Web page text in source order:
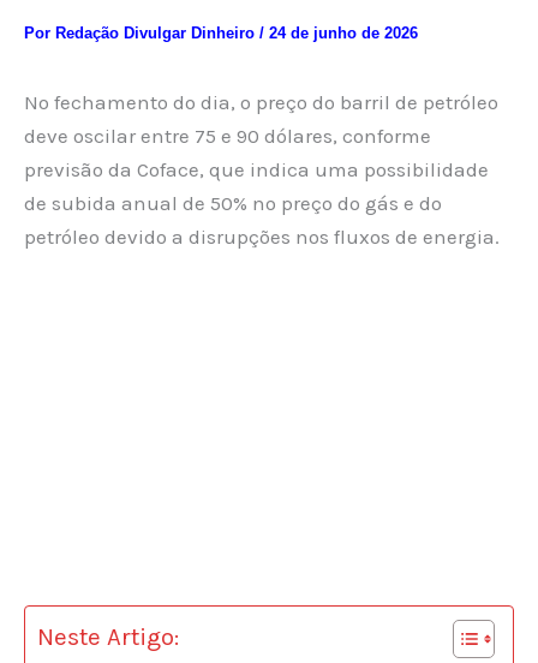
Por Redação Divulgar Dinheiro / 24 de junho de 2026
No fechamento do dia, o preço do barril de petróleo
deve oscilar entre 75 e 90 dólares, conforme
previsão da Coface, que indica uma possibilidade
de subida anual de 50% no preço do gás e do
petróleo devido a disrupções nos fluxos de energia.
Neste Artigo: